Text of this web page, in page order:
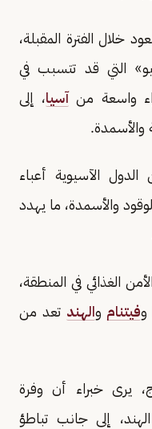
خلال الفترة المقبلة،
التي قد تتسبب في
واسعة منآسيا، إلى
والأسمدة.
الآسيوية أعباء
والأسمدة، ما يهدد
الغذائي في المنطقة،
وفيتنام والهند تعد من
يرى خبراء أن وفرة
إلى جانب تباطؤ